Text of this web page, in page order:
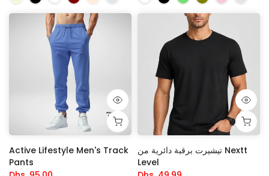
Active Lifestyle Men's Track
Pants
تيشيرت برقبة دائرية من Nextt
Level